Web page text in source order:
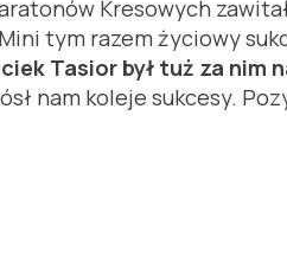
Kresowych
tym razem życiowy
Tasior był tuż za nim
nam koleje sukcesy.